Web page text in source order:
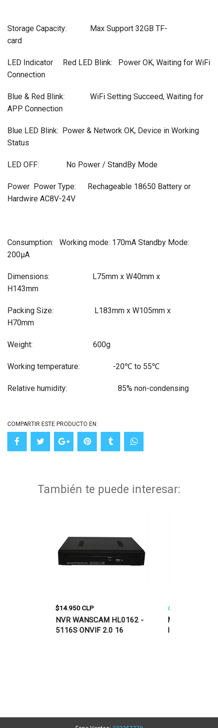
Storage Capacity: Max Support 32GB TF-
card
LED Indicator Red LED Blink: Power OK, Waiting for WiFi
Connection
Blue & Red Blink: WiFi Setting Succeed, Waiting for
APP Connection
Blue LED Blink: Power & Network OK, Device in Working
Status
LED OFF: No Power / StandBy Mode
Power Power Type: Rechageable 18650 Battery or
Hardwire AC8V-24V
Consumption: Working mode: 170mA Standby Mode:
200μA
Dimensions: L75mm x W40mm x
H143mm
Packing Size: L183mm x W105mm x
H70mm
Weight: 600g
Working temperature: -20℃ to 55℃
Relative humidity: 85% non-condensing
COMPARTIR ESTE PRODUCTO EN:
También te puede interesar:
$14.950 CLP
NVR WANSCAM HL0162 -
5116S ONVIF 2.0 16
Out of Stock
MONITOR DE
INCORPORA